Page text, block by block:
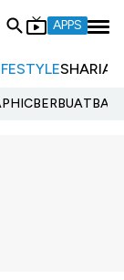
APPS
SHARIA